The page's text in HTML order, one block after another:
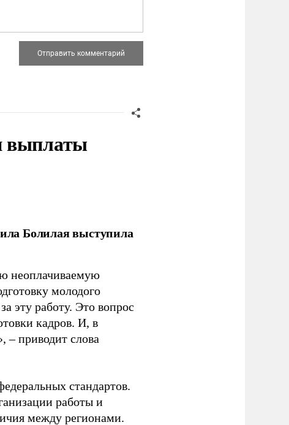
выплаты
Болилая выступила
неоплачиваемую
молодого
эту работу. Это вопрос
кадров. И, в
– приводит слова
стандартов.
работы и
между регионами.